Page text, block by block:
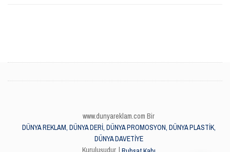
www.dunyareklam.com Bir
DÜNYA REKLAM, DÜNYA DERİ, DÜNYA PROMOSYON, DÜNYA PLASTİK,
DÜNYA DAVETİYE
Kuruluşudur. |